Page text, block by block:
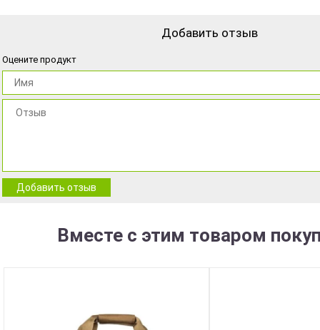
Добавить отзыв
Оцените продукт
Добавить отзыв
Вместе с этим товаром